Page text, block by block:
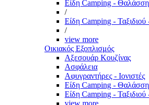
Είδη Camping -
/
Είδη Camping -
/
view more
Οικιακός Εξοπλισμός
Αξεσουάρ Κουζίνας
Ασφάλεια
Αφυγραντήρες - Ιονιστές
Είδη Camping -
Είδη Camping -
view more